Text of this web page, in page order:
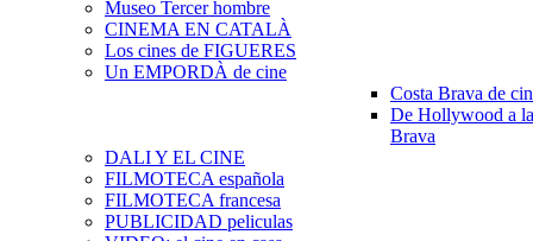
Museo Tercer hombre
CINEMA EN CATALÀ
Los cines de FIGUERES
Un EMPORDÀ de cine
Costa Brava de
De Hollywood a
Brava
DALI Y EL CINE
FILMOTECA española
FILMOTECA francesa
PUBLICIDAD peliculas